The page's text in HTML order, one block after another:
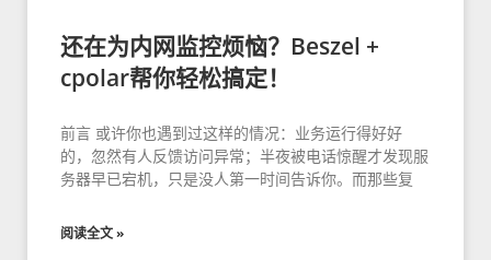
还在为内网监控烦恼？Beszel +
cpolar帮你轻松搞定！
前言 或许你也遇到过这样的情况：业务运行得好好
的，忽然有人反馈访问异常；半夜被电话惊醒才发现服
务器早已宕机，只是没人第一时间告诉你。而那些复
阅读全文 »